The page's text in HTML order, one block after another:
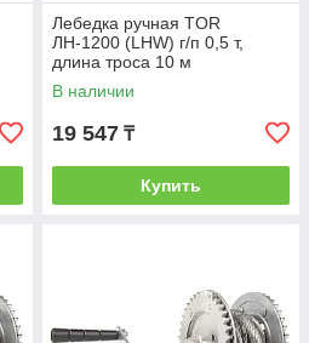
Лебедка ручная TOR
ЛН-1200 (LHW) г/п 0,5 т,
длина троса 10 м
В наличии
19 547 ₸
Купить